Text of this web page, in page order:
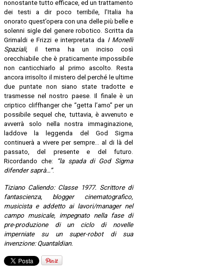
nonostante tutto efficace, ed un trattamento
dei testi a dir poco terribile, l’Italia ha
onorato quest’opera con una delle più belle e
solenni sigle del genere robotico. Scritta da
Grimaldi e Frizzi e interpretata da I Monelli
Spaziali, il tema ha un inciso così
orecchiabile che è praticamente impossibile
non canticchiarlo al primo ascolto. Resta
ancora irrisolto il mistero del perché le ultime
due puntate non siano state tradotte e
trasmesse nel nostro paese. Il finale è un
criptico cliffhanger che “getta l’amo” per un
possibile sequel che, tuttavia, è avvenuto e
avverrà solo nella nostra immaginazione,
laddove la leggenda del God Sigma
continuerà a vivere per sempre... al di là del
passato, del presente e del futuro.
Ricordando che:
“la spada di God Sigma
difender saprà…”.
Tiziano Caliendo: Classe 1977. Scrittore di
fantascienza, blogger cinematografico,
musicista e addetto ai lavori/manager nel
campo musicale, impegnato nella fase di
pre-produzione di un ciclo di novelle
imperniate su un super-robot di sua
invenzione: Quantaldian.